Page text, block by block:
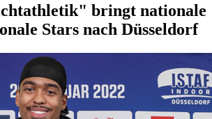
bringt nationale
Stars nach Düsseldorf